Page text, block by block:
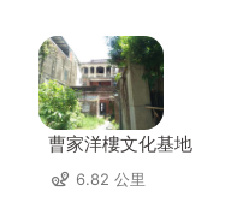
曹家洋樓文化基地
6.82 公里